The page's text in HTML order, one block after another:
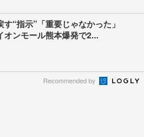
“指示”「重要じゃなかった」
ンモール熊本爆発で2...
Recommended by